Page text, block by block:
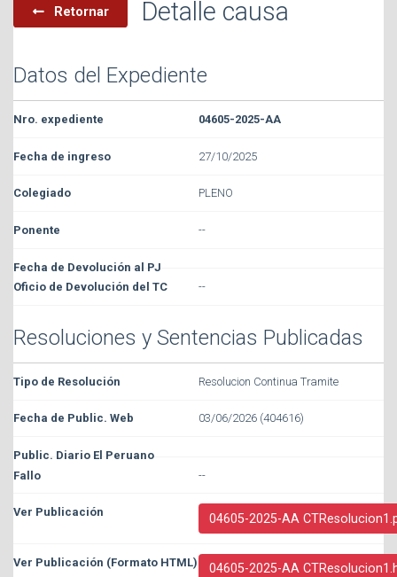
Retornar Detalle causa
Datos del Expediente
04605-2025-AA
27/10/2025
PLENO
--
--
Resoluciones y Sentencias Publicadas
Resolucion Continua Tramite
03/06/2026 (404616)
--
04605-2025-AA
04605-2025-AA